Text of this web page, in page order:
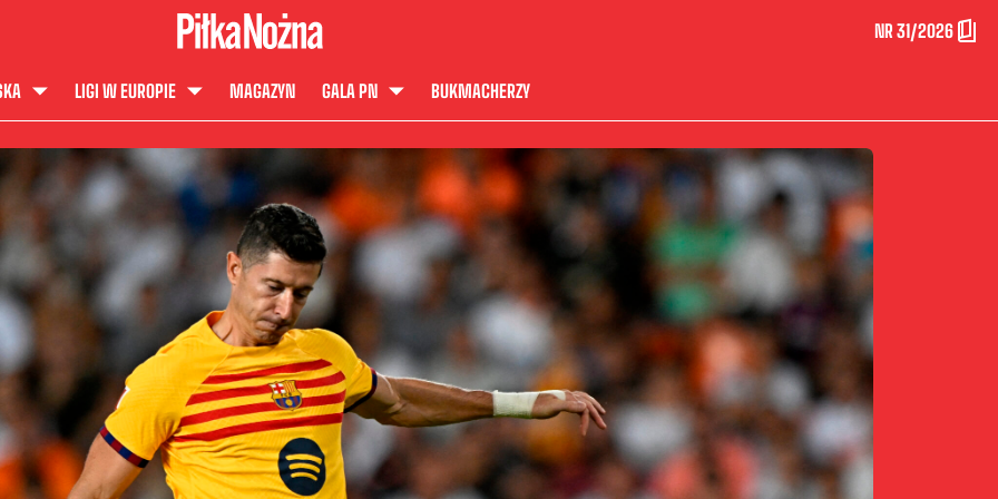
NR 31/2026
LIGI W EUROPIE MAGAZYN GALA PN BUKMACHERZY